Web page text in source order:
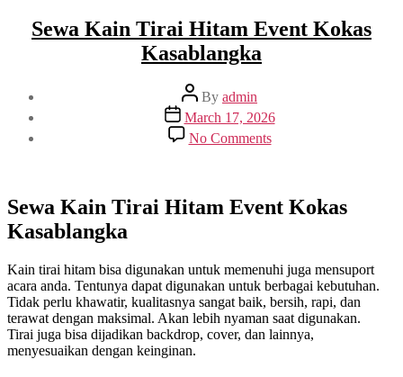
Sewa Kain Tirai Hitam Event Kokas
Kasablangka
Post
author
By admin
Post
date
March 17, 2026
No Commentson
Sewa
Hitam
Event
Sewa Kain Tirai Hitam Event Kokas
Kasablangka
Kain tirai hitam bisa digunakan untuk memenuhi juga mensuport
acara anda. Tentunya dapat digunakan untuk berbagai kebutuhan.
Tidak perlu khawatir, kualitasnya sangat baik, bersih, rapi, dan
terawat dengan maksimal. Akan lebih nyaman saat digunakan.
Tirai juga bisa dijadikan backdrop, cover, dan lainnya,
menyesuaikan dengan keinginan.